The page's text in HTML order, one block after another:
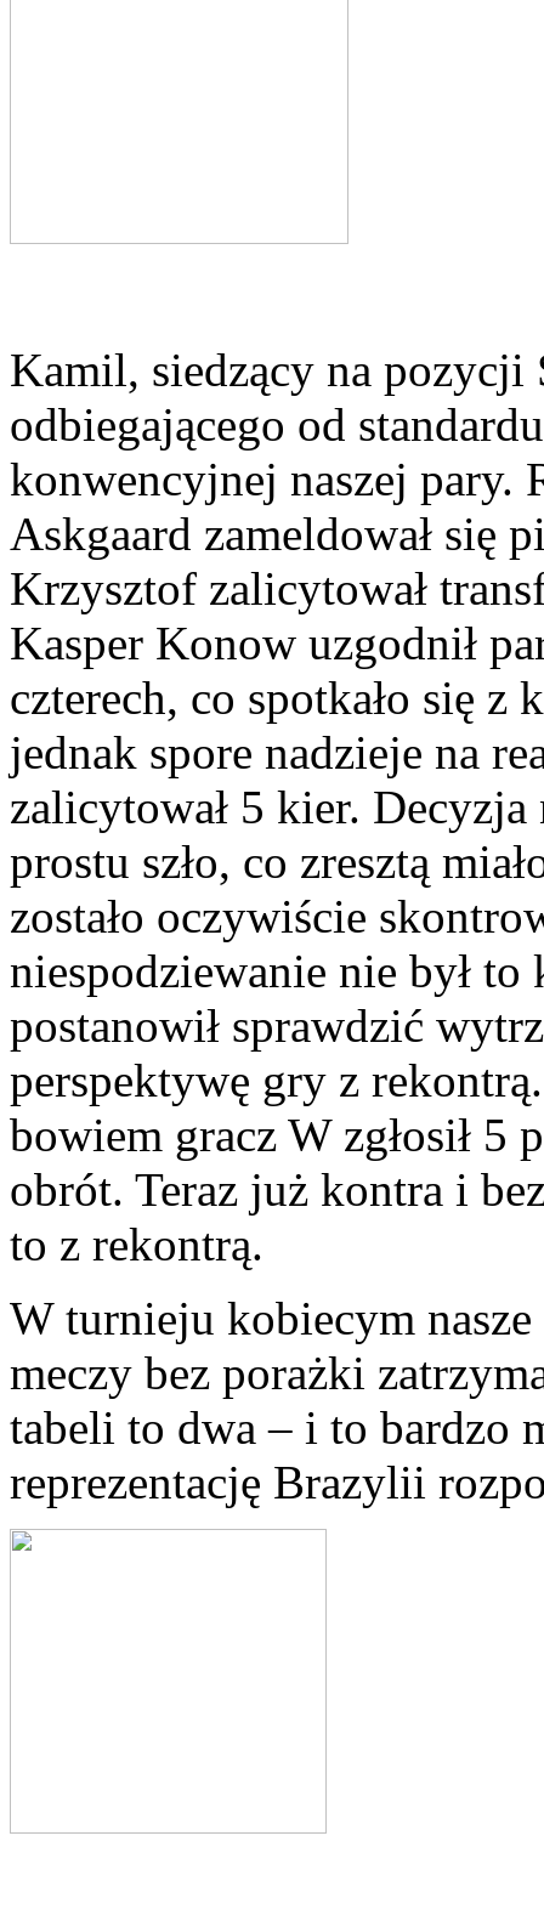
Kamil, siedzący na pozycji
odbiegającego od
konwencyjnej naszej pary.
Askgaard zameldował się
Krzysztof zalicytował
Kasper Konow uzgodnił
czterech, co spotkało się z
jednak spore nadzieje na
zalicytował 5 kier.
prostu szło, co zresztą
zostało oczywiście
niespodziewanie nie był
postanowił sprawdzić
perspektywę gry z
bowiem gracz W zgłosił 5
obrót. Teraz już kontra i
to z rekontrą.
W turnieju kobiecym
meczy bez porażki
tabeli to dwa – i to bardzo
reprezentację Brazylii